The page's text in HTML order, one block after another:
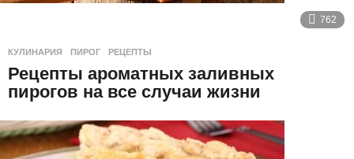
762
КУЛИНАРИЯ ПИРОГ ,РЕЦЕПТЫ
Рецепты ароматных заливных
пирогов на все случаи жизни